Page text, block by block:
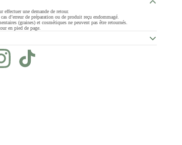
effectuer une demande de retour.
d’erreur de préparation ou de produit reçu endommagé.
(graines) et cosmétiques ne peuvent pas être retournés.
en pied de page.